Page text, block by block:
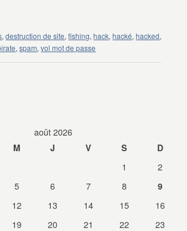
,destruction de site,fishing,hack,hacké,hacked,
,spam,vol mot de passe
août 2026
M J V S D
1
2
5 6 7 8 9
12 13 14 15
16
19 20 21 22
23